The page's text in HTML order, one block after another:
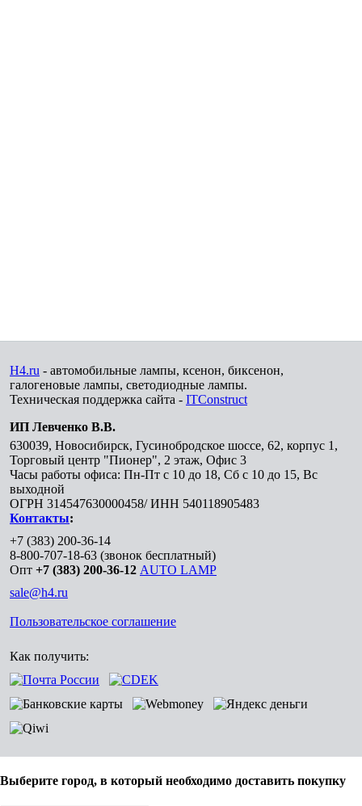
H4.ru - автомобильные лампы, ксенон, биксенон,
галогеновые лампы, светодиодные лампы.
Техническая поддержка сайта - ITConstruct
ИП Левченко В.В.
630039, Новосибирск, Гусинобродское шоссе, 62, корпус 1,
Торговый центр "Пионер", 2 этаж, Офис 3
Часы работы офиса: Пн-Пт с 10 до 18, Сб с 10 до 15, Вс
выходной
ОГРН 314547630000458/ ИНН 540118905483
Контакты:
+7 (383) 200-36-14
8-800-707-18-63 (звонок бесплатный)
Опт +7 (383) 200-36-12 AUTO LAMP
sale@h4.ru
Пользовательское соглашение
Как получить:
Выберите город, в который необходимо доставить покупку